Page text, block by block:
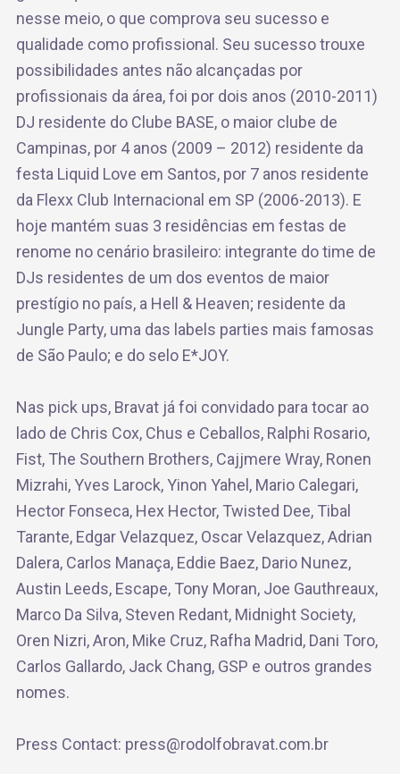
nesse meio, o que comprova seu sucesso e
qualidade como profissional. Seu sucesso trouxe
possibilidades antes não alcançadas por
profissionais da área, foi por dois anos (2010-2011)
DJ residente do Clube BASE, o maior clube de
Campinas, por 4 anos (2009 – 2012) residente da
festa Liquid Love em Santos, por 7 anos residente
da Flexx Club Internacional em SP (2006-2013). E
hoje mantém suas 3 residências em festas de
renome no cenário brasileiro: integrante do time de
DJs residentes de um dos eventos de maior
prestígio no país, a Hell & Heaven; residente da
Jungle Party, uma das labels parties mais famosas
de São Paulo; e do selo E*JOY.
Nas pick ups, Bravat já foi convidado para tocar ao
lado de Chris Cox, Chus e Ceballos, Ralphi Rosario,
Fist, The Southern Brothers, Cajjmere Wray, Ronen
Mizrahi, Yves Larock, Yinon Yahel, Mario Calegari,
Hector Fonseca, Hex Hector, Twisted Dee, Tibal
Tarante, Edgar Velazquez, Oscar Velazquez, Adrian
Dalera, Carlos Manaça, Eddie Baez, Dario Nunez,
Austin Leeds, Escape, Tony Moran, Joe Gauthreaux,
Marco Da Silva, Steven Redant, Midnight Society,
Oren Nizri, Aron, Mike Cruz, Rafha Madrid, Dani Toro,
Carlos Gallardo, Jack Chang, GSP e outros grandes
nomes.
Press Contact: press@rodolfobravat.com.br